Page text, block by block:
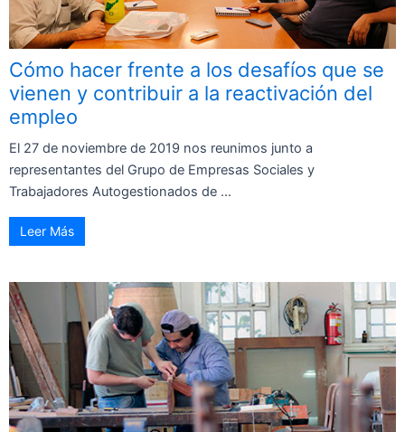
Cómo hacer frente a los desafíos que se
vienen y contribuir a la reactivación del
empleo
El 27 de noviembre de 2019 nos reunimos junto a
representantes del Grupo de Empresas Sociales y
Trabajadores Autogestionados de ...
Leer Más